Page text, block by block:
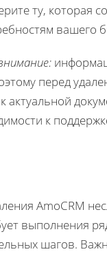
ту, которая
вашего
перед
актуальной
к
AmoCRM
выполнения
шагов.